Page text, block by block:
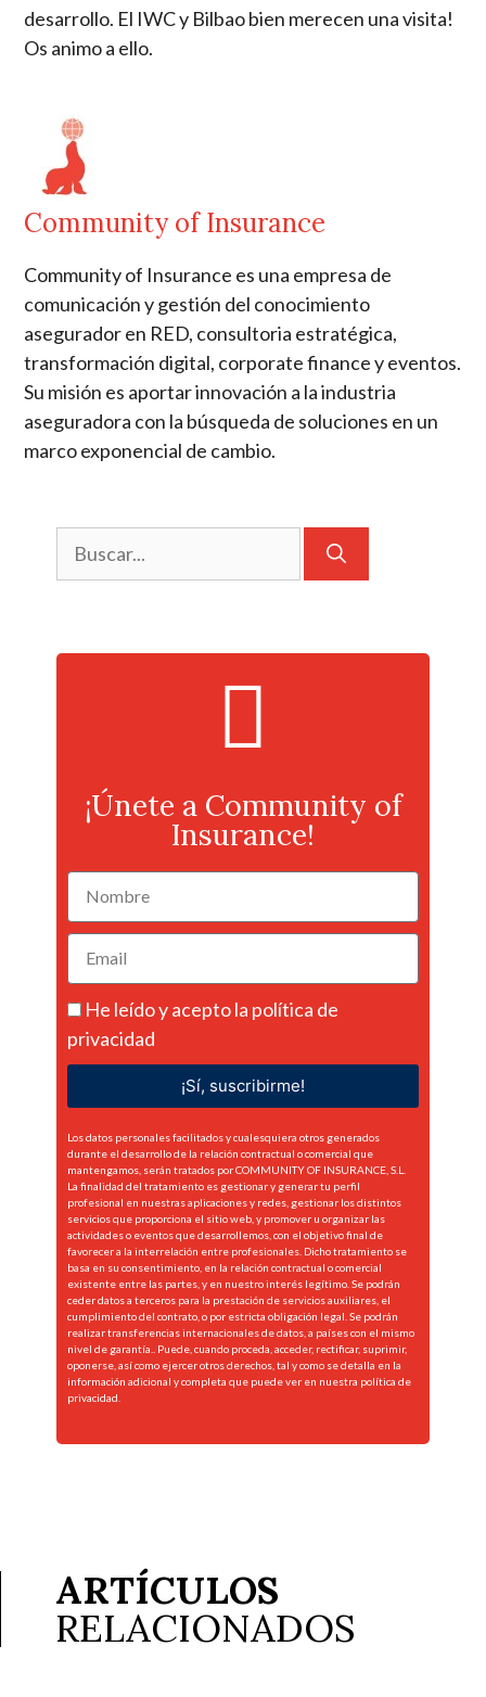
desarrollo. El IWC y Bilbao bien merecen una visita!
Os animo a ello.
Community of Insurance
Community of Insurance es una empresa de
comunicación y gestión del conocimiento
asegurador en RED, consultoria estratégica,
transformación digital, corporate finance y eventos.
Su misión es aportar innovación a la industria
aseguradora con la búsqueda de soluciones en un
marco exponencial de cambio.
¡Únete a Community of
Insurance!
He leído y acepto la política de
privacidad
¡Sí, suscribirme!
Los datos personales facilitados y cualesquiera otros generados
durante el desarrollo de la relación contractual o comercial que
mantengamos, serán tratados por COMMUNITY OF INSURANCE, S.L.
La finalidad del tratamiento es gestionar y generar tu perfil
profesional en nuestras aplicaciones y redes, gestionar los distintos
servicios que proporciona el sitio web, y promover u organizar las
actividades o eventos que desarrollemos, con el objetivo final de
favorecer a la interrelación entre profesionales. Dicho tratamiento se
basa en su consentimiento, en la relación contractual o comercial
existente entre las partes, y en nuestro interés legítimo. Se podrán
ceder datos a terceros para la prestación de servicios auxiliares, el
cumplimiento del contrato, o por estricta obligación legal. Se podrán
realizar transferencias internacionales de datos, a países con el mismo
nivel de garantía.. Puede, cuando proceda, acceder, rectificar, suprimir,
oponerse, así como ejercer otros derechos, tal y como se detalla en la
información adicional y completa que puede ver en nuestra política de
privacidad.
ARTÍCULOS
RELACIONADOS